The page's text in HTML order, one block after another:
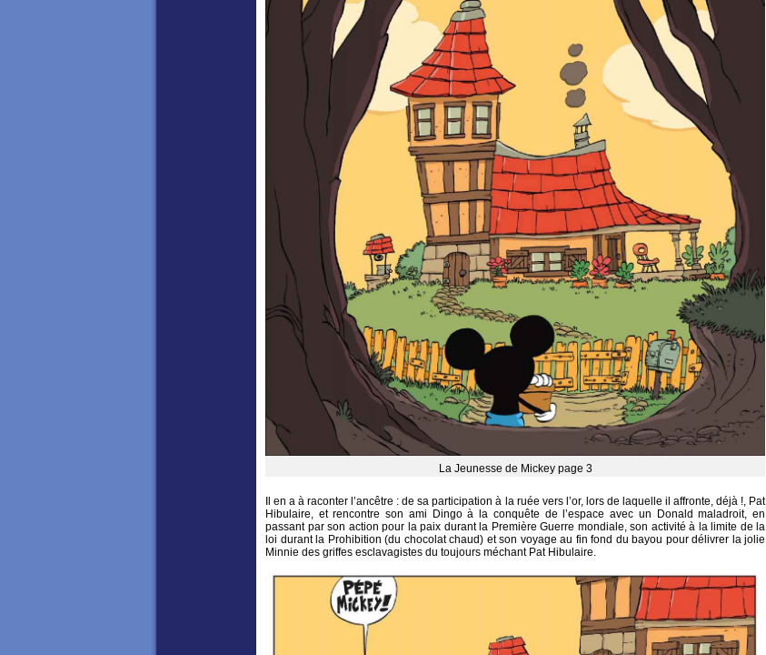
La Jeunesse de Mickey page 3
Il en a à raconter l’ancêtre : de sa participation à la ruée vers l’or, lors de laquelle il affronte, déjà !, Pat
Hibulaire, et rencontre son ami Dingo à la conquête de l’espace avec un Donald maladroit, en
passant par son action pour la paix durant la Première Guerre mondiale, son activité à la limite de la
loi durant la Prohibition (du chocolat chaud) et son voyage au fin fond du bayou pour délivrer la jolie
Minnie des griffes esclavagistes du toujours méchant Pat Hibulaire.